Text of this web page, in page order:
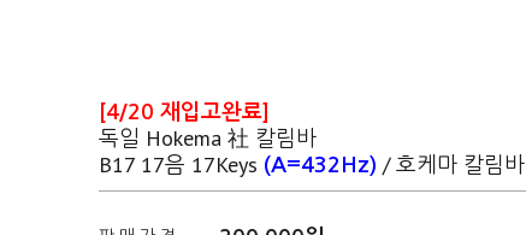
[4/20 재입고완료]
독일 Hokema 社 칼림바
B17 17음 17Keys (A=432Hz) / 호케마 칼림바